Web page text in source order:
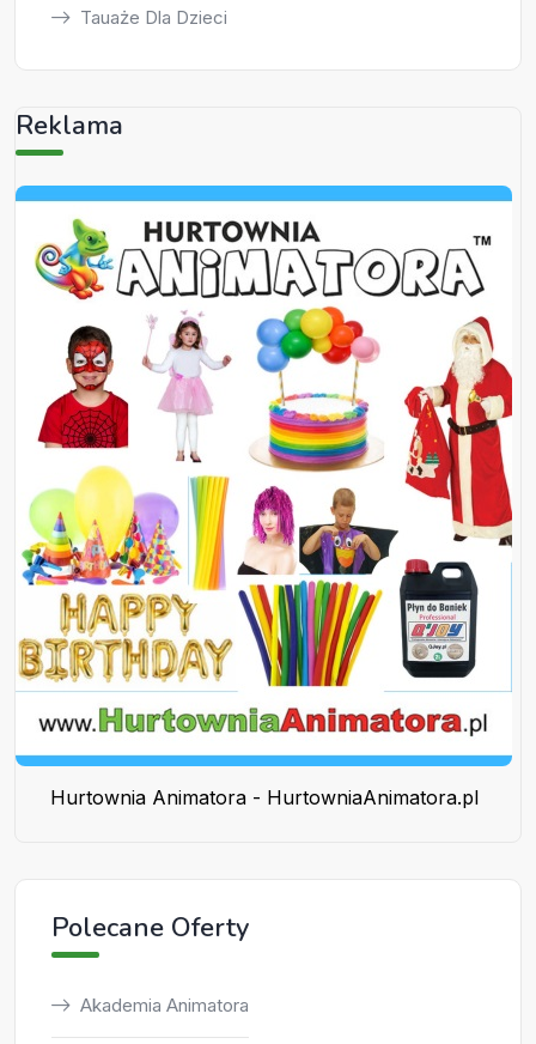
Tauaże Dla Dzieci
Reklama
Hurtownia Animatora - HurtowniaAnimatora.pl
Polecane Oferty
Akademia Animatora